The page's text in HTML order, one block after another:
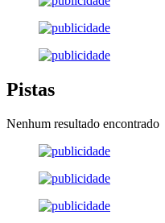
Pistas
Nenhum resultado encontrado